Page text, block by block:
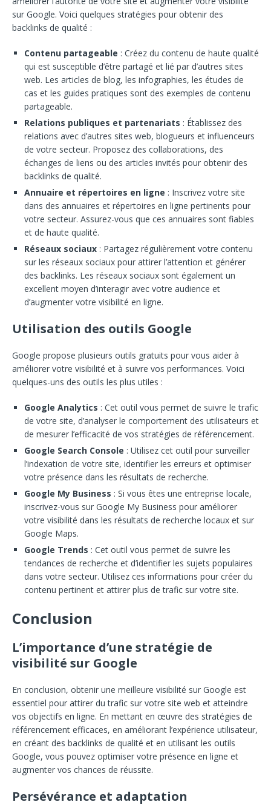
sur Google. Voici quelques stratégies pour obtenir des
backlinks de qualité :
Contenu partageable : Créez du contenu de haute qualité
qui est susceptible d’être partagé et lié par d’autres sites
web. Les articles de blog, les infographies, les études de
cas et les guides pratiques sont des exemples de contenu
partageable.
Relations publiques et partenariats : Établissez des
relations avec d’autres sites web, blogueurs et influenceurs
de votre secteur. Proposez des collaborations, des
échanges de liens ou des articles invités pour obtenir des
backlinks de qualité.
Annuaire et répertoires en ligne : Inscrivez votre site
dans des annuaires et répertoires en ligne pertinents pour
votre secteur. Assurez-vous que ces annuaires sont fiables
et de haute qualité.
Réseaux sociaux : Partagez régulièrement votre contenu
sur les réseaux sociaux pour attirer l’attention et générer
des backlinks. Les réseaux sociaux sont également un
excellent moyen d’interagir avec votre audience et
d’augmenter votre visibilité en ligne.
Utilisation des outils Google
Google propose plusieurs outils gratuits pour vous aider à
améliorer votre visibilité et à suivre vos performances. Voici
quelques-uns des outils les plus utiles :
Google Analytics : Cet outil vous permet de suivre le trafic
de votre site, d’analyser le comportement des utilisateurs et
de mesurer l’efficacité de vos stratégies de référencement.
Google Search Console : Utilisez cet outil pour surveiller
l’indexation de votre site, identifier les erreurs et optimiser
votre présence dans les résultats de recherche.
Google My Business : Si vous êtes une entreprise locale,
inscrivez-vous sur Google My Business pour améliorer
votre visibilité dans les résultats de recherche locaux et sur
Google Maps.
Google Trends : Cet outil vous permet de suivre les
tendances de recherche et d’identifier les sujets populaires
dans votre secteur. Utilisez ces informations pour créer du
contenu pertinent et attirer plus de trafic sur votre site.
Conclusion
L’importance d’une stratégie de
visibilité sur Google
En conclusion, obtenir une meilleure visibilité sur Google est
essentiel pour attirer du trafic sur votre site web et atteindre
vos objectifs en ligne. En mettant en œuvre des stratégies de
référencement efficaces, en améliorant l’expérience utilisateur,
en créant des backlinks de qualité et en utilisant les outils
Google, vous pouvez optimiser votre présence en ligne et
augmenter vos chances de réussite.
Persévérance et adaptation